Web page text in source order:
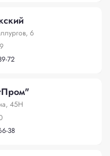
6
72
45Н
38